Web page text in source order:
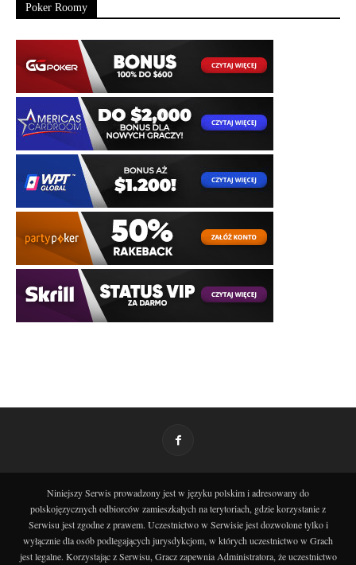
Poker Roomy
Niniejszy Serwis prowadzony jest w języku polskim i adresowany do
polskojęzycznych odbiorców zamieszkałych na terytoriach, gdzie korzystanie z
Serwisu jest zgodne z prawem. Uczestnictwo w Serwisie jest dozwolone tylko i
wyłącznie dla osób podlegających jurysdykcjom, w których uczestnictwo w Grach
jest legalne. Korzystając z Serwisu, Gracz zapewnia Administratora, że uczestnictwo